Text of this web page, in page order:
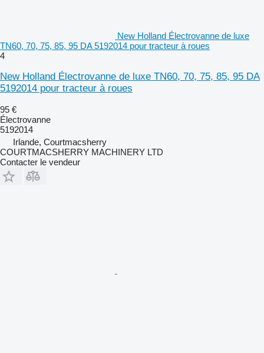
New Holland Électrovanne de luxe
TN60, 70, 75, 85, 95 DA 5192014 pour tracteur à roues
4
New Holland Électrovanne de luxe TN60, 70, 75, 85, 95 DA
5192014 pour tracteur à roues
95 €
Électrovanne
5192014
Irlande, Courtmacsherry
COURTMACSHERRY MACHINERY LTD
Contacter le vendeur